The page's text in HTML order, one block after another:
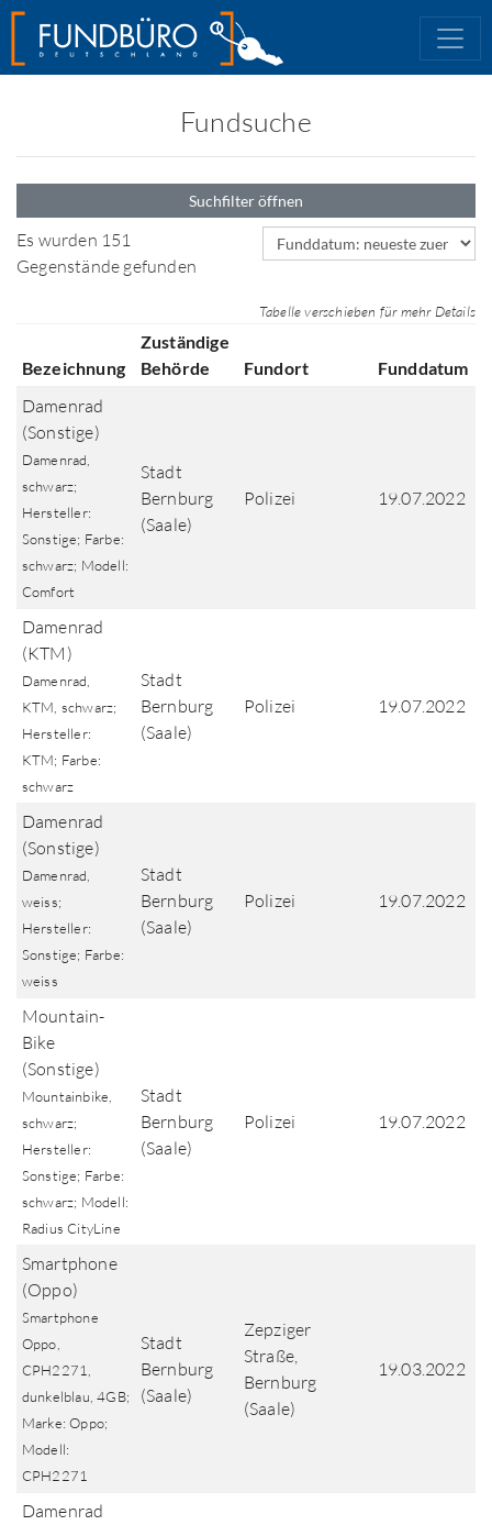
Fundsuche
Suchfilter öffnen
Es wurden 151
Gegenstände gefunden
Sortierfeld
Tabelle verschieben für mehr Details
Bezeichnung
Zuständige
Behörde
Fundort Funddatum
Damenrad
(Sonstige)
Damenrad,
schwarz;
Hersteller:
Sonstige; Farbe:
schwarz; Modell:
Comfort
Stadt
Bernburg
(Saale)
Polizei 19.07.2022
Damenrad
(KTM)
Damenrad,
KTM, schwarz;
Hersteller:
KTM; Farbe:
schwarz
Stadt
Bernburg
(Saale)
Polizei 19.07.2022
Damenrad
(Sonstige)
Damenrad,
weiss;
Hersteller:
Sonstige; Farbe:
weiss
Stadt
Bernburg
(Saale)
Polizei 19.07.2022
Mountain-
Bike
(Sonstige)
Mountainbike,
schwarz;
Hersteller:
Sonstige; Farbe:
schwarz; Modell:
Radius CityLine
Stadt
Bernburg
(Saale)
Polizei 19.07.2022
Smartphone
(Oppo)
Smartphone
Oppo,
CPH2271,
dunkelblau, 4GB;
Marke: Oppo;
Modell:
CPH2271
Stadt
Bernburg
(Saale)
Zepziger
Straße,
Bernburg
(Saale)
19.03.2022
Damenrad